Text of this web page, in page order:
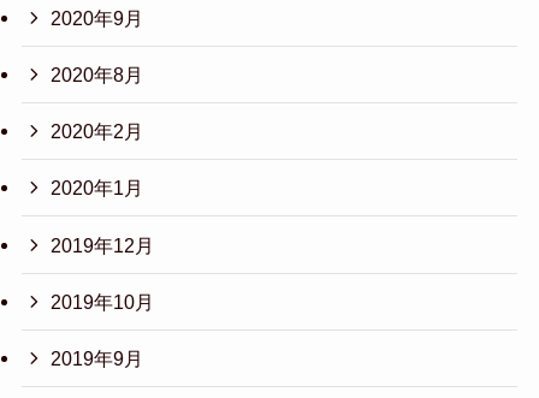
2020年9月
2020年8月
2020年2月
2020年1月
2019年12月
2019年10月
2019年9月